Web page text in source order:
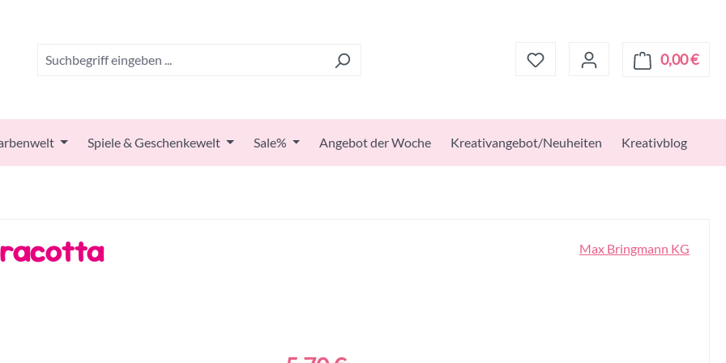
0,00 €
Spiele & Geschenkewelt Sale% Angebot der Woche Kreativangebot/Neuheiten Kreativblog
Max Bringmann KG
Regulärer Preis: